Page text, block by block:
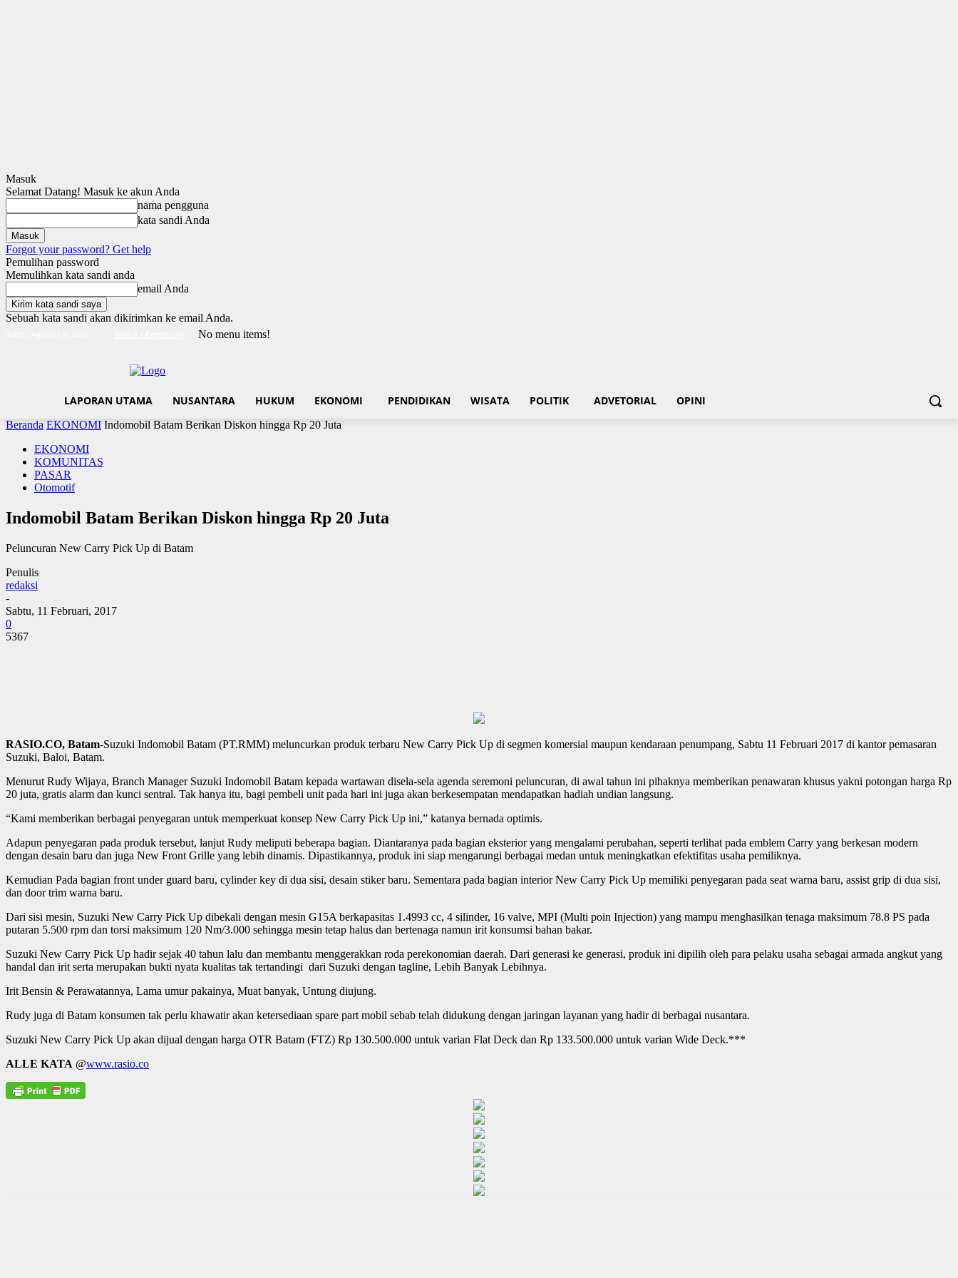
Masuk
Selamat Datang! Masuk ke akun Anda
nama pengguna
kata sandi Anda
Forgot your password? Get help
Pemulihan password
Memulihkan kata sandi anda
email Anda
Sebuah kata sandi akan dikirimkan ke email Anda.
No menu items!
LAPORAN UTAMA NUSANTARA HUKUM EKONOMI PENDIDIKAN WISATA POLITIK ADVETORIAL OPINI
Beranda EKONOMI Indomobil Batam Berikan Diskon hingga Rp 20 Juta
EKONOMI
KOMUNITAS
PASAR
Otomotif
Indomobil Batam Berikan Diskon hingga Rp 20 Juta
Peluncuran New Carry Pick Up di Batam
Penulis
redaksi
-
Sabtu, 11 Februari, 2017
0
5367
RASIO.CO, Batam-Suzuki Indomobil Batam (PT.RMM) meluncurkan produk terbaru New Carry Pick Up di segmen komersial maupun kendaraan penumpang, Sabtu 11 Februari 2017 di kantor pemasaran
Suzuki, Baloi, Batam.
Menurut Rudy Wijaya, Branch Manager Suzuki Indomobil Batam kepada wartawan disela-sela agenda seremoni peluncuran, di awal tahun ini pihaknya memberikan penawaran khusus yakni potongan harga Rp
20 juta, gratis alarm dan kunci sentral. Tak hanya itu, bagi pembeli unit pada hari ini juga akan berkesempatan mendapatkan hadiah undian langsung.
“Kami memberikan berbagai penyegaran untuk memperkuat konsep New Carry Pick Up ini,” katanya bernada optimis.
Adapun penyegaran pada produk tersebut, lanjut Rudy meliputi beberapa bagian. Diantaranya pada bagian eksterior yang mengalami perubahan, seperti terlihat pada emblem Carry yang berkesan modern
dengan desain baru dan juga New Front Grille yang lebih dinamis. Dipastikannya, produk ini siap mengarungi berbagai medan untuk meningkatkan efektifitas usaha pemiliknya.
Kemudian Pada bagian front under guard baru, cylinder key di dua sisi, desain stiker baru. Sementara pada bagian interior New Carry Pick Up memiliki penyegaran pada seat warna baru, assist grip di dua sisi,
dan door trim warna baru.
Dari sisi mesin, Suzuki New Carry Pick Up dibekali dengan mesin G15A berkapasitas 1.4993 cc, 4 silinder, 16 valve, MPI (Multi poin Injection) yang mampu menghasilkan tenaga maksimum 78.8 PS pada
putaran 5.500 rpm dan torsi maksimum 120 Nm/3.000 sehingga mesin tetap halus dan bertenaga namun irit konsumsi bahan bakar.
Suzuki New Carry Pick Up hadir sejak 40 tahun lalu dan membantu menggerakkan roda perekonomian daerah. Dari generasi ke generasi, produk ini dipilih oleh para pelaku usaha sebagai armada angkut yang
handal dan irit serta merupakan bukti nyata kualitas tak tertandingi dari Suzuki dengan tagline, Lebih Banyak Lebihnya.
Irit Bensin & Perawatannya, Lama umur pakainya, Muat banyak, Untung diujung.
Rudy juga di Batam konsumen tak perlu khawatir akan ketersediaan spare part mobil sebab telah didukung dengan jaringan layanan yang hadir di berbagai nusantara.
Suzuki New Carry Pick Up akan dijual dengan harga OTR Batam (FTZ) Rp 130.500.000 untuk varian Flat Deck dan Rp 133.500.000 untuk varian Wide Deck.***
ALLE KATA @www.rasio.co